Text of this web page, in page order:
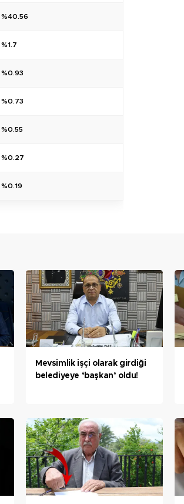
%40.56
%1.7
%0.93
%0.73
%0.55
%0.27
%0.19
Mevsimlik işçi olarak girdiği
belediyeye ‘başkan’ oldu!